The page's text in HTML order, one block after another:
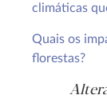
climáticas
Quais os
florestas?